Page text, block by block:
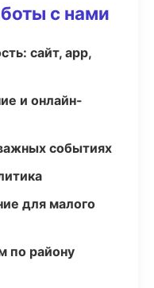
с нами
сайт, app,
и онлайн-
событиях
для малого
по району